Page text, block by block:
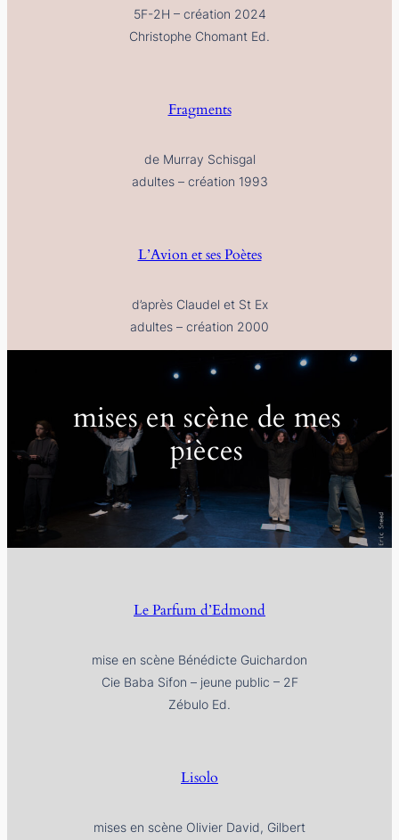
5F-2H – création 2024
Christophe Chomant Ed.
Fragments
de Murray Schisgal
adultes – création 1993
L’Avion et ses Poètes
d’après Claudel et St Ex
adultes – création 2000
mises en scène de mes
pièces
Le Parfum d’Edmond
mise en scène Bénédicte Guichardon
Cie Baba Sifon – jeune public – 2F
Zébulo Ed.
Lisolo
mises en scène Olivier David, Gilbert